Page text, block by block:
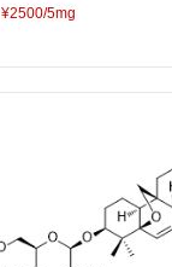
¥2500/5mg